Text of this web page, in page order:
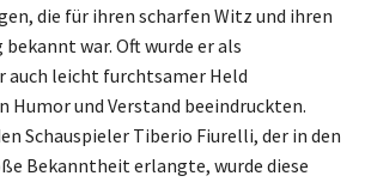
die für ihren scharfen Witz und ihren
war. Oft wurde er als
auch leicht furchtsamer Held
Humor und Verstand beeindruckten.
Schauspieler Tiberio Fiurelli, der in den
Bekanntheit erlangte, wurde diese